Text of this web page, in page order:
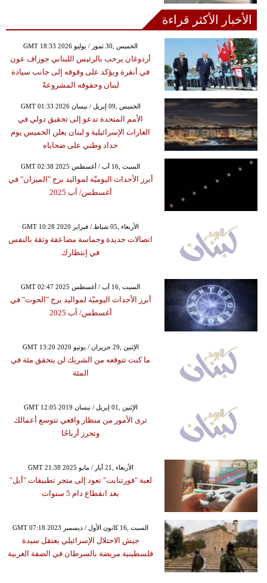
الأخبار الأكثر قراءة
GMT 18:33 2026 الخميس ,30 تموز / يوليو
أردوغان يرحب بالرئيس اللبناني جوزاف عون
في أنقرة ويؤكد على وقوفه إلى جانب سيادة
لبنان وحقوقه المشروعةً
GMT 01:33 2026 الخميس ,09 إبريل / نيسان
الأمم المتحدة تدعو إلى تحقيق دولي في
الغارات الإسرائيلية و لبنان يعلن الخميس يوم
حداد وطني على ضحاياه
GMT 02:38 2025 السبت ,16 آب / أغسطس
أبرز الأحداث اليوميّة لمواليد برج "الميزان" في
أغسطس/ آب 2025
GMT 10:28 2020 الأربعاء ,05 شباط / فبراير
اتصالات جديدة وحماسة مضاعفة وثقة بالنفس
في إنتظارك
GMT 02:47 2025 السبت ,16 آب / أغسطس
أبرز الأحداث اليوميّة لمواليد برج "الحوت" في
أغسطس/ آب 2025
GMT 13:20 2020 الإثنين ,29 حزيران / يونيو
ما كنت تتوقعه من الشريك لن يتحقق مئة في
المئة
GMT 12:05 2019 الإثنين ,01 إبريل / نيسان
ترى الأمور من منظار واقعي تتوسع أعمالك
وتحرز أرباحًا
GMT 21:38 2025 الأربعاء ,21 أيار / مايو
لعبة "فورتنايت" تعود إلى متجر تطبيقات "أبل"
بعد انقطاع دام 5 سنوات
GMT 07:18 2023 السبت ,16 كانون الأول / ديسمبر
جيش الاحتلال الإسرائيلي يعتقل سيدة
فلسطينية مريضة بالسرطان في الضفة الغربية